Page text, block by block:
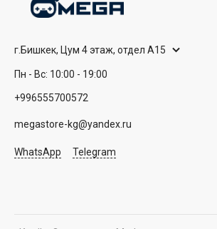
г.Бишкек, Цум 4 этаж, отдел А15
Пн - Вс: 10:00 - 19:00
+996555700572
megastore-kg@yandex.ru
WhatsApp Telegram